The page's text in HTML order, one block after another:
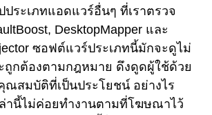
ระเภทแอดแวร์อื่นๆ ที่เราตรวจ
DesktopMapper และ
ซอฟต์แวร์ประเภทนี้มักจะดูไม่
ถูกต้องตามกฎหมาย ดึงดูดผู้ใช้ด้วย
สมบัติที่เป็นประโยชน์ อย่างไร
านี้ไม่ค่อยทำงานตามที่โฆษณาไว้